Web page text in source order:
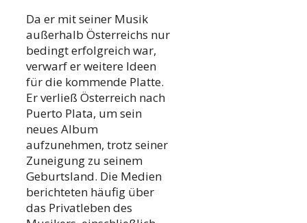
Da er mit seiner Musik
außerhalb Österreichs nur
bedingt erfolgreich war,
verwarf er weitere Ideen
für die kommende Platte.
Er verließ Österreich nach
Puerto Plata, um sein
neues Album
aufzunehmen, trotz seiner
Zuneigung zu seinem
Geburtsland. Die Medien
berichteten häufig über
das Privatleben des